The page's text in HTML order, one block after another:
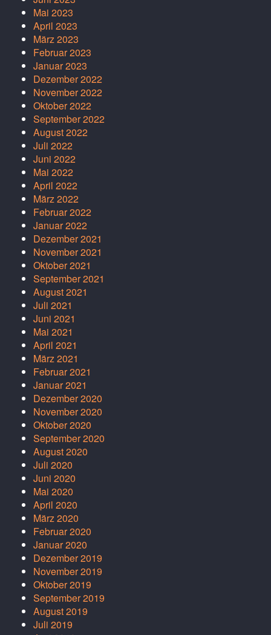
Mai 2023
April 2023
März 2023
Februar 2023
Januar 2023
Dezember 2022
November 2022
Oktober 2022
September 2022
August 2022
Juli 2022
Juni 2022
Mai 2022
April 2022
März 2022
Februar 2022
Januar 2022
Dezember 2021
November 2021
Oktober 2021
September 2021
August 2021
Juli 2021
Juni 2021
Mai 2021
April 2021
März 2021
Februar 2021
Januar 2021
Dezember 2020
November 2020
Oktober 2020
September 2020
August 2020
Juli 2020
Juni 2020
Mai 2020
April 2020
März 2020
Februar 2020
Januar 2020
Dezember 2019
November 2019
Oktober 2019
September 2019
August 2019
Juli 2019